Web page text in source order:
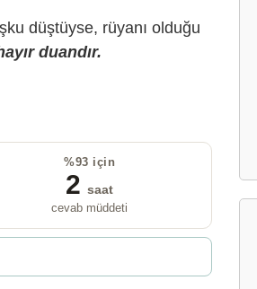
düştüyse, rüyanı olduğu
duandır.
%93 için
2 saat
cevab müddeti